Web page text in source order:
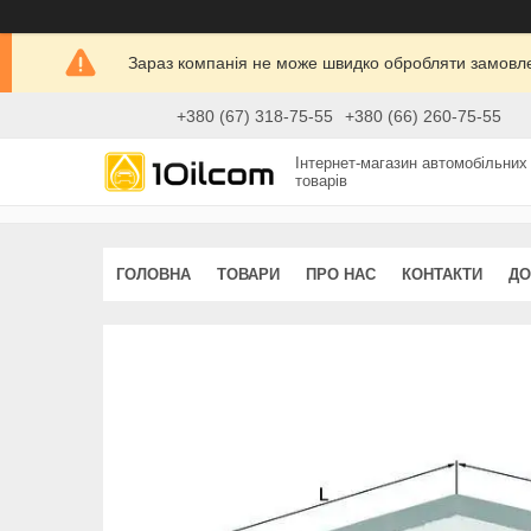
Зараз компанія не може швидко обробляти
+380 (67) 318-75-55 +380 (66) 260-75-55
Інтернет-магазин автомобільних
товарів
ГОЛОВНА ТОВАРИ ПРО НАС КОНТАКТИ